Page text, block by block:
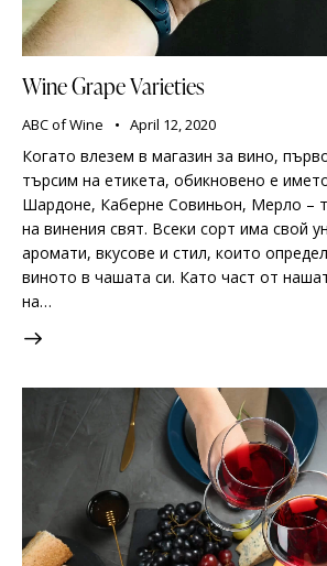
Wine Grape Varieties
ABC of Wine April 12, 2020
Когато влезем в магазин за вино,
търсим на етикета, обикновено е
Шардоне, Каберне Совиньон, Мерло –
на винения свят. Всеки сорт има свой
аромати, вкусове и стил, които
виното в чашата си. Като част от
на…